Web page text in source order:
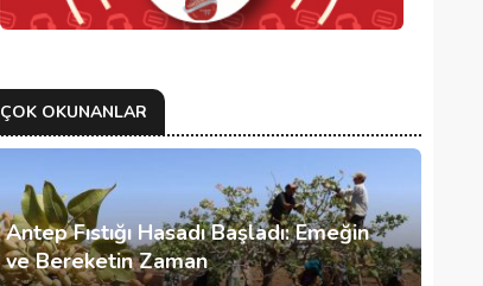
ÇOK OKUNANLAR
Antep Fıstığı Hasadı Başladı: Emeğin
ve Bereketin Zaman